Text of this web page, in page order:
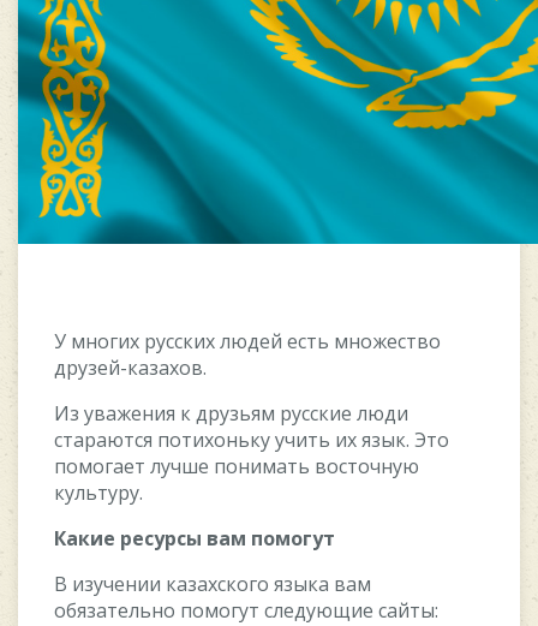
У многих русских людей есть множество
друзей-казахов.
Из уважения к друзьям русские люди
стараются потихоньку учить их язык. Это
помогает лучше понимать восточную
культуру.
Какие ресурсы вам помогут
В изучении казахского языка вам
обязательно помогут следующие сайты: